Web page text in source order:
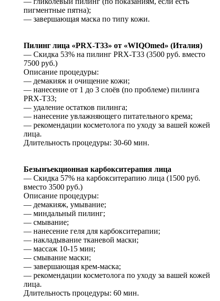
пигментные пятна);
— завершающая маска по типу кожи.
Пилинг лица «PRX-T33» от «WIQOmed» (Италия)
— Скидка 53% на пилинг PRX-T33 (3500 руб. вместо
7500 руб.)
Описание процедуры:
— демакияж и очищение кожи;
— нанесение от 1 до 3 слоёв (по проблеме) пилинга
PRX-T33;
— удаление остатков пилинга;
— нанесение увлажняющего питательного крема;
— рекомендации косметолога по уходу за вашей кожей
лица.
Длительность процедуры: 30-60 мин.
Безынъекционная карбокситерапия лица
— Скидка 57% на карбокситерапию лица (1500 руб.
вместо 3500 руб.)
Описание процедуры:
— демакияж, умывание;
— миндальный пилинг;
— смывание;
— нанесение геля для карбокситерапии;
— накладывание тканевой маски;
— массаж 10-15 мин;
— смывание маски;
— завершающая крем-маска;
— рекомендации косметолога по уходу за вашей кожей
лица.
Длительность процедуры: 60 мин.